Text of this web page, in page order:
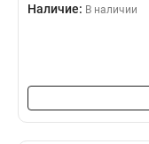
Наличие: В наличии